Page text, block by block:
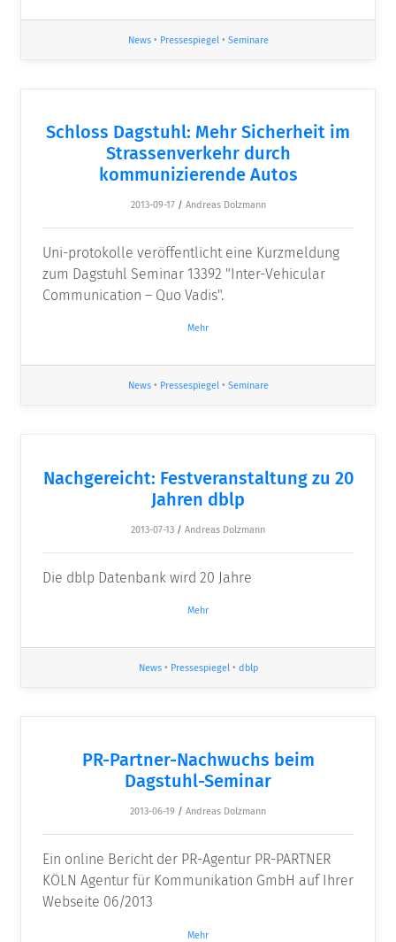
News• Pressespiegel• Seminare
Schloss Dagstuhl: Mehr Sicherheit im
Strassenverkehr durch
kommunizierende Autos
2013-09-17 / Andreas Dolzmann
Uni-protokolle veröffentlicht eine Kurzmeldung
zum Dagstuhl Seminar 13392 "Inter-Vehicular
Communication – Quo Vadis".
Mehr
News• Pressespiegel• Seminare
Nachgereicht: Festveranstaltung zu 20
Jahren dblp
2013-07-13 / Andreas Dolzmann
Die dblp Datenbank wird 20 Jahre
Mehr
News• Pressespiegel• dblp
PR-Partner-Nachwuchs beim
Dagstuhl-Seminar
2013-06-19 / Andreas Dolzmann
Ein online Bericht der PR-Agentur PR-PARTNER
KÖLN Agentur für Kommunikation GmbH auf Ihrer
Webseite 06/2013
Mehr